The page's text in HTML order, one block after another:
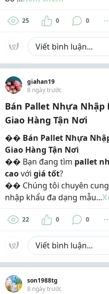
25 0 0
giahan19
8 ngày trước
Bán Pallet Nhựa Nhập
Giao Hàng Tận Nơi
�� Bán Pallet Nhựa
Giao Hàng Tận Nơi
�� Bạn đang tìm pallet
caovới giá tốt?
�� Chúng tôi chuyên
nhập khẩu đa dạng mẫu...
22 0 0
son1988tg
8 ngày trước